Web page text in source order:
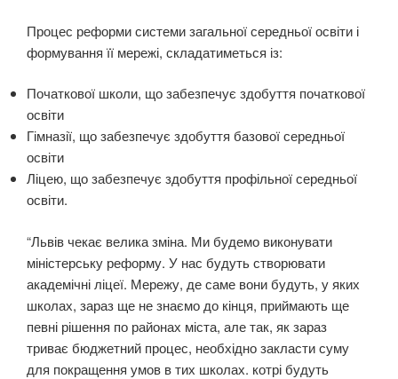
Процес реформи системи загальної середньої освіти і
формування її мережі, складатиметься із:
Початкової школи, що забезпечує здобуття початкової
освіти
Гімназії, що забезпечує здобуття базової середньої
освіти
Ліцею, що забезпечує здобуття профільної середньої
освіти.
“Львів чекає велика зміна. Ми будемо виконувати
міністерську реформу. У нас будуть створювати
академічні ліцеї. Мережу, де саме вони будуть, у яких
школах, зараз ще не знаємо до кінця, приймають ще
певні рішення по районах міста, але так, як зараз
триває бюджетний процес, необхідно закласти суму
для покращення умов в тих школах. котрі будуть